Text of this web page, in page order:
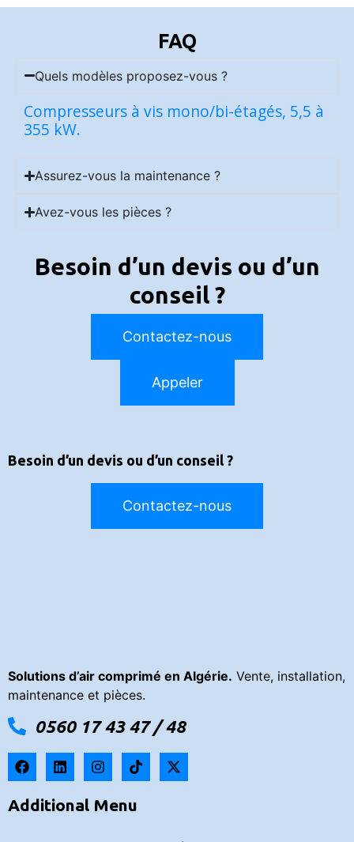
FAQ
Quels modèles proposez-vous ?
Compresseurs à vis mono/bi-étagés, 5,5 à
355 kW.
Assurez-vous la maintenance ?
Avez-vous les pièces ?
Besoin d’un devis ou d’un
conseil ?
Contactez-nous
Appeler
Besoin d’un devis ou d’un conseil ?
Contactez-nous
Solutions d’air comprimé en Algérie. Vente, installation,
maintenance et pièces.
0560 17 43 47 / 48
Additional Menu